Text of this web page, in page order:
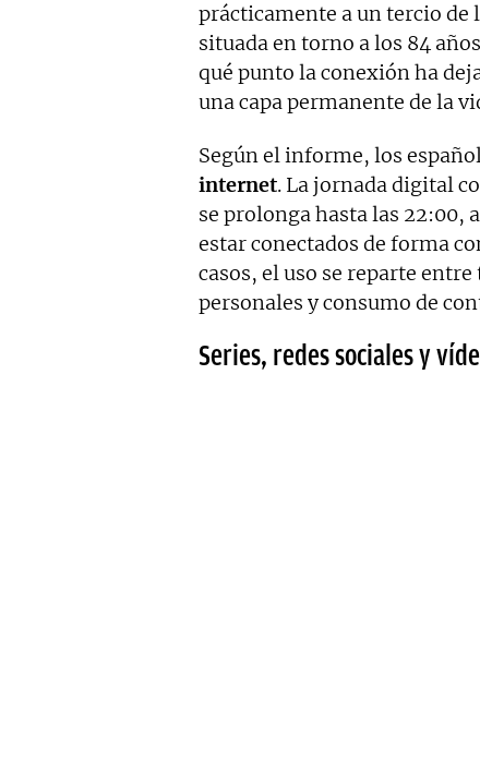
prácticamente a un tercio de
situada en torno a los 84
qué punto la conexión ha
una capa permanente de la
Según el informe, los
internet. La jornada digital
se prolonga hasta las 22:00,
estar conectados de forma
casos, el uso se reparte
personales y consumo de
Series, redes sociales y